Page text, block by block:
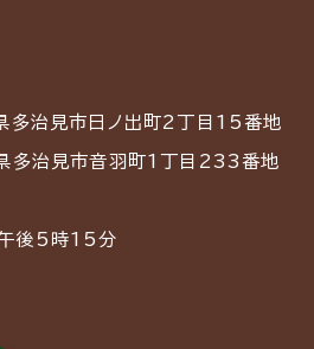
多治見市日ノ出町2丁目15番地
多治見市音羽町1丁目233番地
後5時15分